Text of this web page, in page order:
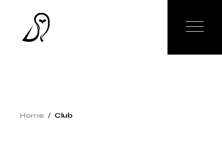
Home Club